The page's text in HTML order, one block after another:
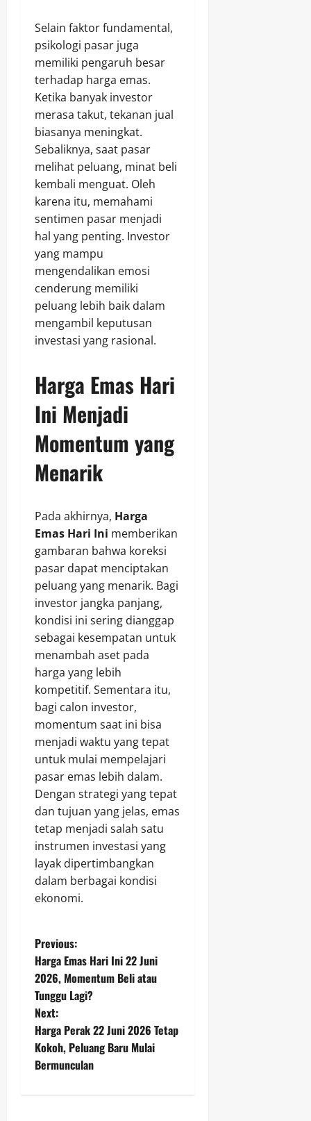
Selain faktor fundamental,
psikologi pasar juga
memiliki pengaruh besar
terhadap harga emas.
Ketika banyak investor
merasa takut, tekanan jual
biasanya meningkat.
Sebaliknya, saat pasar
melihat peluang, minat beli
kembali menguat. Oleh
karena itu, memahami
sentimen pasar menjadi
hal yang penting. Investor
yang mampu
mengendalikan emosi
cenderung memiliki
peluang lebih baik dalam
mengambil keputusan
investasi yang rasional.
Harga Emas Hari
Ini Menjadi
Momentum yang
Menarik
Pada akhirnya, Harga
Emas Hari Ini memberikan
gambaran bahwa koreksi
pasar dapat menciptakan
peluang yang menarik. Bagi
investor jangka panjang,
kondisi ini sering dianggap
sebagai kesempatan untuk
menambah aset pada
harga yang lebih
kompetitif. Sementara itu,
bagi calon investor,
momentum saat ini bisa
menjadi waktu yang tepat
untuk mulai mempelajari
pasar emas lebih dalam.
Dengan strategi yang tepat
dan tujuan yang jelas, emas
tetap menjadi salah satu
instrumen investasi yang
layak dipertimbangkan
dalam berbagai kondisi
ekonomi.
P
o
s
t
n
Previous:
Harga Emas Hari Ini 22 Juni
2026, Momentum Beli atau
Tunggu Lagi?
Next:
Harga Perak 22 Juni 2026 Tetap
Kokoh, Peluang Baru Mulai
Bermunculan